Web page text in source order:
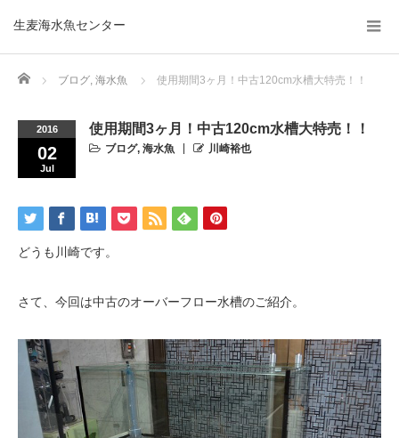
生麦海水魚センター
Home ブログ, 海水魚 使用期間3ヶ月！中古120cm水槽大特売！！
2016
02
Jul
使用期間3ヶ月！中古120cm水槽大特売！！
ブログ, 海水魚 川崎裕也
どうも川崎です。
さて、今回は中古のオーバーフロー水槽のご紹介。